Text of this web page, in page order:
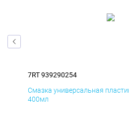
7RT 939290254
Смазка универсальная
400мл